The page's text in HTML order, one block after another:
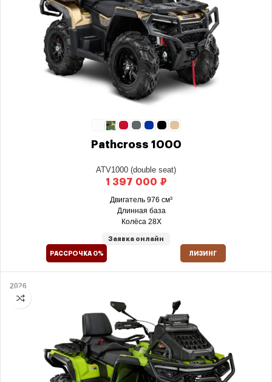
Pathcross 1000
ATV1000 (double seat)
₽
Двигатель 976 см³
Длинная база
Колёса 28X
Заявка онлайн
РАССРОЧКА 0% ЛИЗИНГ
2026